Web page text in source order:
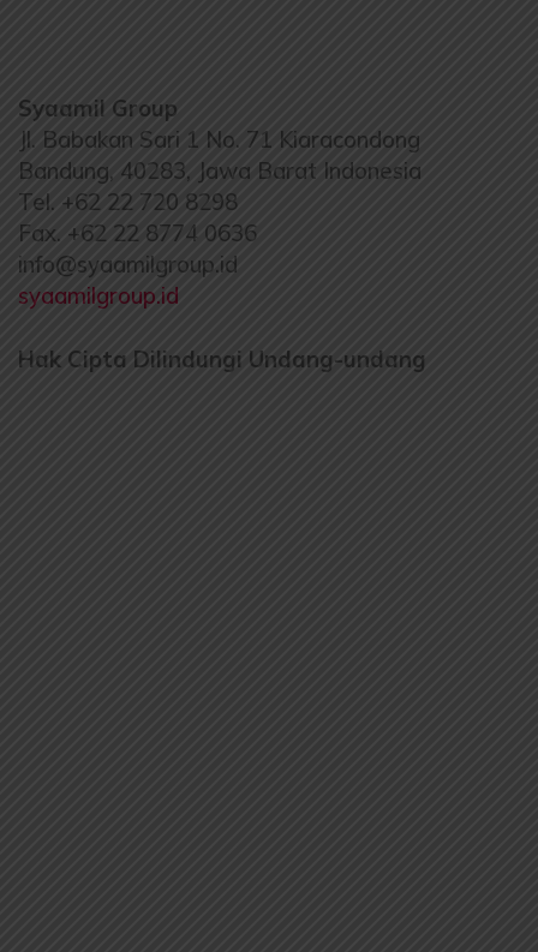
Syaamil Group
Jl. Babakan Sari 1 No. 71 Kiaracondong
Bandung, 40283, Jawa Barat Indonesia
Tel. +62 22 720 8298
Fax. +62 22 8774 0636
info@syaamilgroup.id
syaamilgroup.id
Hak Cipta Dilindungi Undang-undang